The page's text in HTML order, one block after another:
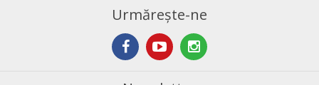
Urmărește-ne